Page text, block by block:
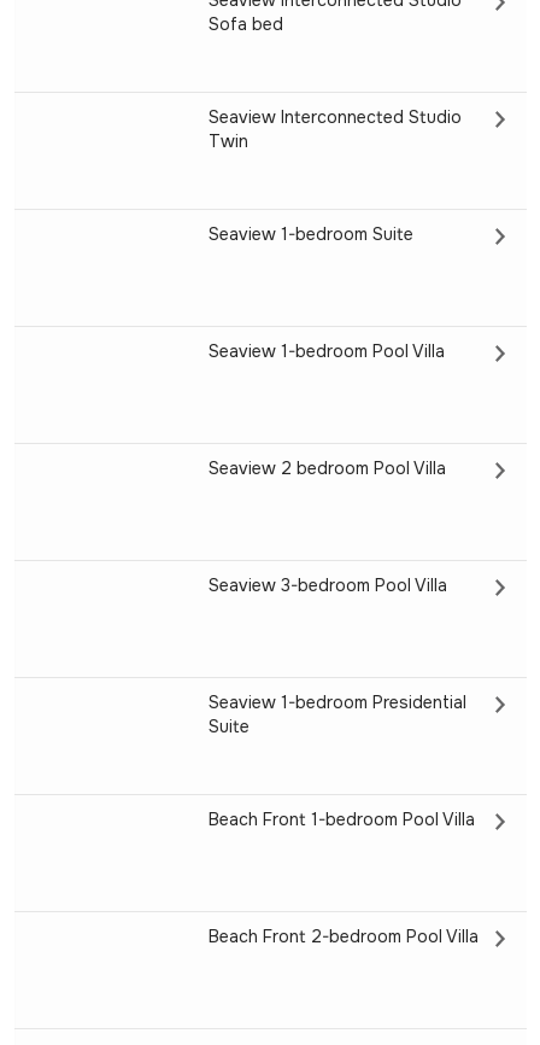
Sofa bed
Seaview Interconnected Studio
Twin
Seaview 1-bedroom Suite
Seaview 1-bedroom Pool Villa
Seaview 2 bedroom Pool Villa
Seaview 3-bedroom Pool Villa
Seaview 1-bedroom Presidential
Suite
Beach Front 1-bedroom Pool Villa
Beach Front 2-bedroom Pool Villa